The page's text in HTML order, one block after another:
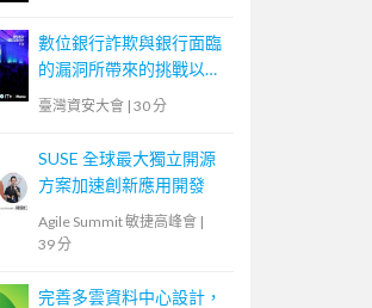
數位銀行詐欺與銀行面臨
的漏洞所帶來的挑戰以及
AI 如何幫助
臺灣資安大會 | 30 分
SUSE 全球最大獨立開源
方案加速創新應用開發
Agile Summit 敏捷高峰會 |
39 分
完善多雲資料中心設計，